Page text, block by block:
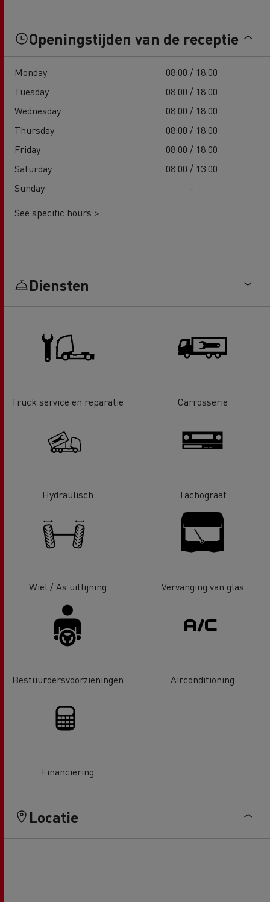
Openingstijden van de receptie
Monday
08:00 / 18:00
Tuesday
08:00 / 18:00
Wednesday
08:00 / 18:00
Thursday
08:00 / 18:00
Friday
08:00 / 18:00
Saturday
08:00 / 13:00
Sunday
-
See specific hours >
Diensten
Truck service en reparatie Carrosserie
Hydraulisch Tachograaf
Wiel / As uitlijning Vervanging van glas
Bestuurdersvoorzieningen Airconditioning
Financiering
Locatie